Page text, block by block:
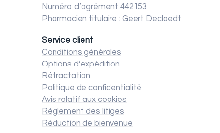
Numéro d’agrément 442153
Pharmacien titulaire : Geert Decloedt
Service client
Conditions générales
Options d’expédition
Rétractation
Politique de confidentialité
Avis relatif aux cookies
Règlement des litiges
Réduction de bienvenue